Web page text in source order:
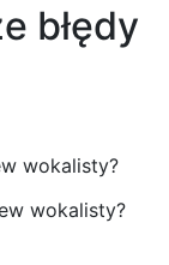
błędy
wokalisty?